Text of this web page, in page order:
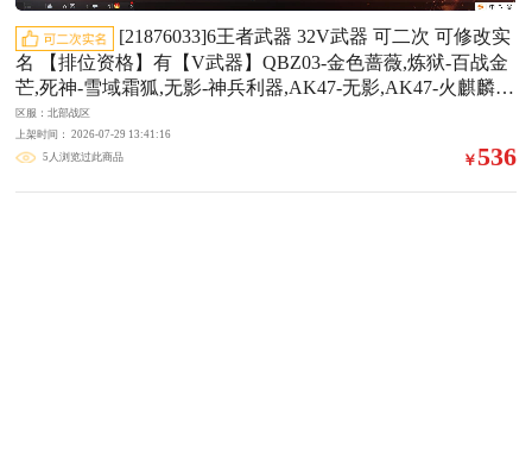
名 【排位资格】有【V武器】QBZ03-金色蔷薇,炼狱-百战金
芒,死神-雪域霜狐,无影-神兵利器,AK47-无影,AK47-火麒麟,A
K47-黑鲨,AK47-B-战士,AK47-B-战神,AK-47-猩红传说,M4A
1-雷神,M4A1-黑骑士,M4A1-黑龙,M4A1-龙血,Barrett-毁灭,Bar
rett-暗月传说,AWM-裁决,AA-12-雷霆,9A91-烈火,加特林-炼
狱,屠龙【王者武器】王者之幻-觉醒版,王者之武,王者之怒,王
区服：北部战区
上架时间： 2026-07-29 13:41:16
5人浏览过此商品
￥ 536